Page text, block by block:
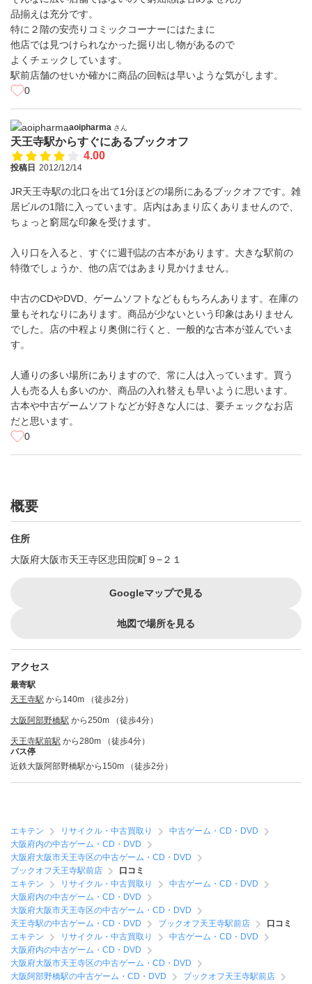
品揃えは充分です。
特に２階の安売りコミックコーナーにはたまに
他店では見つけられなかった掘り出し物があるので
よくチェックしています。
駅前店舗のせいか確かに商品の回転は早いような気がします。
0
aoipharma さん
天王寺駅からすぐにあるブックオフ
4.00
投稿日 2012/12/14
JR天王寺駅の北口を出て1分ほどの場所にあるブックオフです。雑
居ビルの1階に入っています。店内はあまり広くありませんので、
ちょっと窮屈な印象を受けます。
入り口を入ると、すぐに週刊誌の古本があります。大きな駅前の
特徴でしょうか、他の店ではあまり見かけません。
中古のCDやDVD、ゲームソフトなどももちろんあります。在庫の
量もそれなりにあります。商品が少ないという印象はありません
でした。店の中程より奥側に行くと、一般的な古本が並んでいま
す。
人通りの多い場所にありますので、常に人は入っています。買う
人も売る人も多いのか、商品の入れ替えも早いように思います。
古本や中古ゲームソフトなどが好きな人には、要チェックなお店
だと思います。
0
概要
住所
大阪府大阪市天王寺区悲田院町９−２１
Googleマップで見る
地図で場所を見る
アクセス
最寄駅
天王寺駅 から140m （徒歩2分）
大阪阿部野橋駅 から250m （徒歩4分）
天王寺駅前駅 から280m （徒歩4分）
バス停
近鉄大阪阿部野橋駅から150m （徒歩2分）
エキテン リサイクル・中古買取り
中古ゲーム・CD・DVD
大阪府内の中古ゲーム・CD・DVD
大阪府大阪市天王寺区の中古ゲーム・CD・DVD
ブックオフ天王寺駅前店
口コミ
エキテン
リサイクル・中古買取り
中古ゲーム・CD・DVD
大阪府内の中古ゲーム・CD・DVD
大阪府大阪市天王寺区の中古ゲーム・CD・DVD
天王寺駅の中古ゲーム・CD・DVD
ブックオフ天王寺駅前店
口コミ
エキテン
リサイクル・中古買取り
中古ゲーム・CD・DVD
大阪府内の中古ゲーム・CD・DVD
大阪府大阪市天王寺区の中古ゲーム・CD・DVD
大阪阿部野橋駅の中古ゲーム・CD・DVD
ブックオフ天王寺駅前店